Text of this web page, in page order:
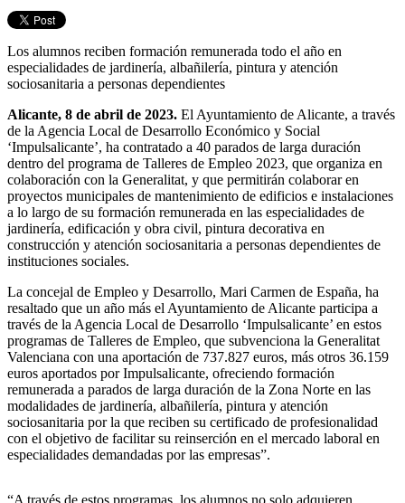
Los alumnos reciben formación remunerada todo el año en
especialidades de jardinería, albañilería, pintura y atención
sociosanitaria a personas dependientes
Alicante, 8 de abril de 2023. El Ayuntamiento de Alicante, a través
de la Agencia Local de Desarrollo Económico y Social
‘Impulsalicante’, ha contratado a 40 parados de larga duración
dentro del programa de Talleres de Empleo 2023, que organiza en
colaboración con la Generalitat, y que permitirán colaborar en
proyectos municipales de mantenimiento de edificios e instalaciones
a lo largo de su formación remunerada en las especialidades de
jardinería, edificación y obra civil, pintura decorativa en
construcción y atención sociosanitaria a personas dependientes de
instituciones sociales.
La concejal de Empleo y Desarrollo, Mari Carmen de España, ha
resaltado que un año más el Ayuntamiento de Alicante participa a
través de la Agencia Local de Desarrollo ‘Impulsalicante’ en estos
programas de Talleres de Empleo, que subvenciona la Generalitat
Valenciana con una aportación de 737.827 euros, más otros 36.159
euros aportados por Impulsalicante, ofreciendo formación
remunerada a parados de larga duración de la Zona Norte en las
modalidades de jardinería, albañilería, pintura y atención
sociosanitaria por la que reciben su certificado de profesionalidad
con el objetivo de facilitar su reinserción en el mercado laboral en
especialidades demandadas por las empresas”.
“A través de estos programas, los alumnos no solo adquieren